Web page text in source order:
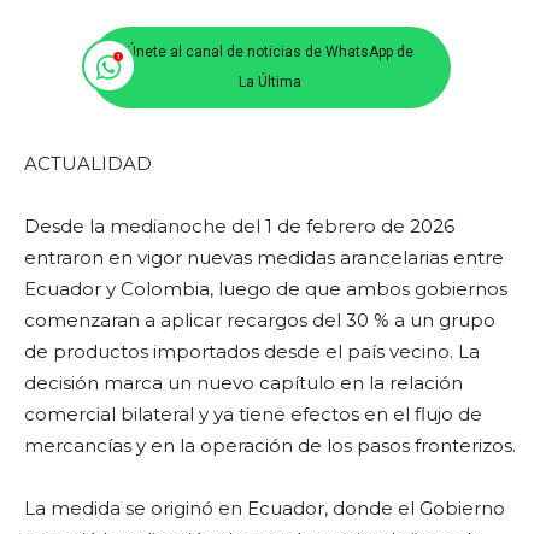
Únete al canal de noticias de WhatsApp de
La Última
ACTUALIDAD
Desde la medianoche del 1 de febrero de 2026
entraron en vigor nuevas medidas arancelarias entre
Ecuador y Colombia, luego de que ambos gobiernos
comenzaran a aplicar recargos del 30 % a un grupo
de productos importados desde el país vecino. La
decisión marca un nuevo capítulo en la relación
comercial bilateral y ya tiene efectos en el flujo de
mercancías y en la operación de los pasos fronterizos.
La medida se originó en Ecuador, donde el Gobierno